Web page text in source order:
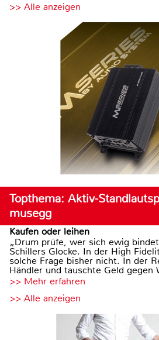
>> Alle anzeigen
Topthema: Aktiv-
musegg
Kaufen oder leihen
„Drum prüfe, wer sich ewig
Schillers Glocke. In der High
solche Frage bisher nicht. In der
Händler und tauschte Geld gegen
>> Mehr erfahren
>> Alle anzeigen